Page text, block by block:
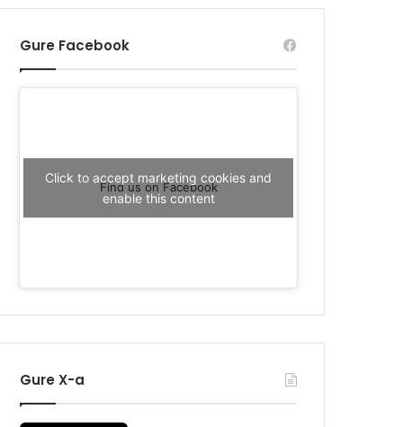
Gure Facebook
Find us on Facebook
Click to accept marketing cookies and
enable this content
Gure X-a